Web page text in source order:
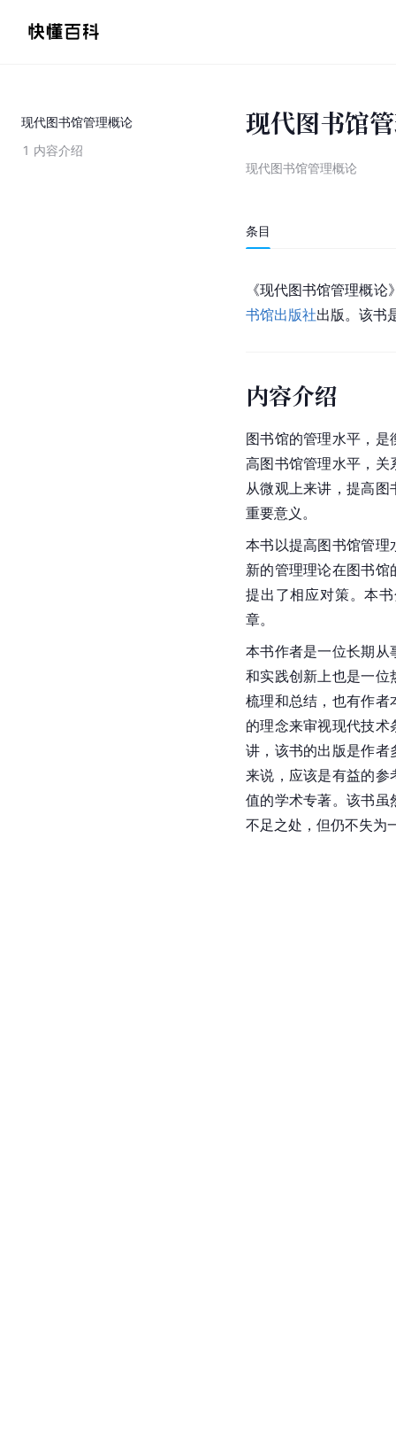
现代图书馆管理概论
1 内容介绍
现代图书馆
现代图书馆管理概论
条目
《现代图书馆管理概
书馆出版社出版。该书
内容介绍
图书馆的管理水平，
高图书馆管理水平，关
从微观上来讲，提高
重要意义。
本书以提高图书馆管理
新的管理理论在图书
提出了相应对策。本
章。
本书作者是一位长期从
和实践创新上也是一位
梳理和总结，也有作者
的理念来审视现代技
讲，该书的出版是作者
来说，应该是有益的参
值的学术专著。该书虽
不足之处，但仍不失为